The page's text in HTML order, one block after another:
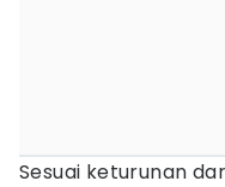
Sesuai keturunan